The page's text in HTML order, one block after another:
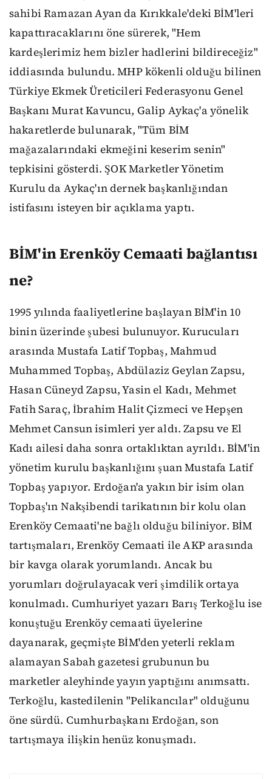
sahibi Ramazan Ayan da Kırıkkale'deki BİM'leri
kapattıracaklarını öne sürerek, "Hem
kardeşlerimiz hem bizler hadlerini bildireceğiz"
iddiasında bulundu. MHP kökenli olduğu bilinen
Türkiye Ekmek Üreticileri Federasyonu Genel
Başkanı Murat Kavuncu, Galip Aykaç'a yönelik
hakaretlerde bulunarak, "Tüm BİM
mağazalarındaki ekmeğini keserim senin"
tepkisini gösterdi. ŞOK Marketler Yönetim
Kurulu da Aykaç'ın dernek başkanlığından
istifasını isteyen bir açıklama yaptı.
BİM'in Erenköy Cemaati bağlantısı
ne?
1995 yılında faaliyetlerine başlayan BİM'in 10
binin üzerinde şubesi bulunuyor. Kurucuları
arasında Mustafa Latif Topbaş, Mahmud
Muhammed Topbaş, Abdülaziz Geylan Zapsu,
Hasan Cüneyd Zapsu, Yasin el Kadı, Mehmet
Fatih Saraç, İbrahim Halit Çizmeci ve Hepşen
Mehmet Cansun isimleri yer aldı. Zapsu ve El
Kadı ailesi daha sonra ortaklıktan ayrıldı. BİM'in
yönetim kurulu başkanlığını şuan Mustafa Latif
Topbaş yapıyor. Erdoğan'a yakın bir isim olan
Topbaş'ın Nakşibendi tarikatının bir kolu olan
Erenköy Cemaati'ne bağlı olduğu biliniyor. BİM
tartışmaları, Erenköy Cemaati ile AKP arasında
bir kavga olarak yorumlandı. Ancak bu
yorumları doğrulayacak veri şimdilik ortaya
konulmadı. Cumhuriyet yazarı Barış Terkoğlu ise
konuştuğu Erenköy cemaati üyelerine
dayanarak, geçmişte BİM'den yeterli reklam
alamayan Sabah gazetesi grubunun bu
marketler aleyhinde yayın yaptığını anımsattı.
Terkoğlu, kastedilenin "Pelikancılar" olduğunu
öne sürdü. Cumhurbaşkanı Erdoğan, son
tartışmaya ilişkin henüz konuşmadı.